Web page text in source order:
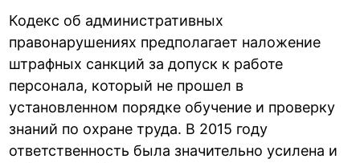
Кодекс об административных
правонарушениях предполагает наложение
штрафных санкций за допуск к работе
персонала, который не прошел в
установленном порядке обучение и проверку
знаний по охране труда. В 2015 году
ответственность была значительно усилена и